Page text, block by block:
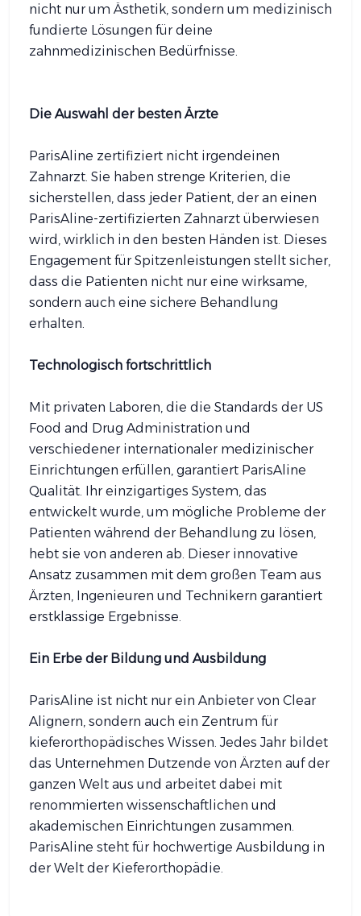
nicht nur um Ästhetik, sondern um medizinisch
fundierte Lösungen für deine
zahnmedizinischen Bedürfnisse.
Die Auswahl der besten Ärzte
ParisAline zertifiziert nicht irgendeinen
Zahnarzt. Sie haben strenge Kriterien, die
sicherstellen, dass jeder Patient, der an einen
ParisAline-zertifizierten Zahnarzt überwiesen
wird, wirklich in den besten Händen ist. Dieses
Engagement für Spitzenleistungen stellt sicher,
dass die Patienten nicht nur eine wirksame,
sondern auch eine sichere Behandlung
erhalten.
Technologisch fortschrittlich
Mit privaten Laboren, die die Standards der US
Food and Drug Administration und
verschiedener internationaler medizinischer
Einrichtungen erfüllen, garantiert ParisAline
Qualität. Ihr einzigartiges System, das
entwickelt wurde, um mögliche Probleme der
Patienten während der Behandlung zu lösen,
hebt sie von anderen ab. Dieser innovative
Ansatz zusammen mit dem großen Team aus
Ärzten, Ingenieuren und Technikern garantiert
erstklassige Ergebnisse.
Ein Erbe der Bildung und Ausbildung
ParisAline ist nicht nur ein Anbieter von Clear
Alignern, sondern auch ein Zentrum für
kieferorthopädisches Wissen. Jedes Jahr bildet
das Unternehmen Dutzende von Ärzten auf der
ganzen Welt aus und arbeitet dabei mit
renommierten wissenschaftlichen und
akademischen Einrichtungen zusammen.
ParisAline steht für hochwertige Ausbildung in
der Welt der Kieferorthopädie.